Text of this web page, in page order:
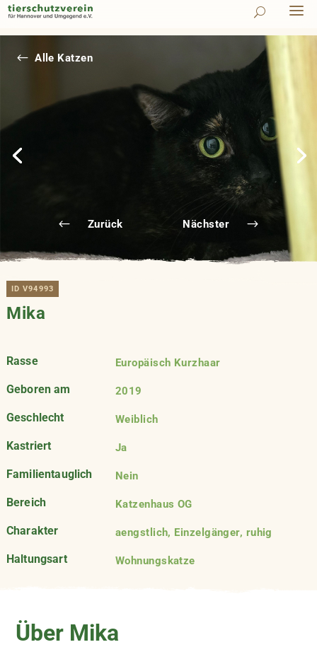
Zurück Nächster
# Alle Katzen
ID V94993
Mika
Rasse Europäisch Kurzhaar
Geboren am 2019
Geschlecht Weiblich
Kastriert Ja
Familientauglich Nein
Bereich Katzenhaus OG
Charakter aengstlich, Einzelgänger, ruhig
Haltungsart Wohnungskatze
Über Mika